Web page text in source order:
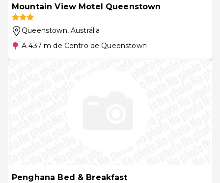
Mountain View Motel Queenstown
Queenstown, Austrália
A 437 m de Centro de Queenstown
Penghana Bed & Breakfast